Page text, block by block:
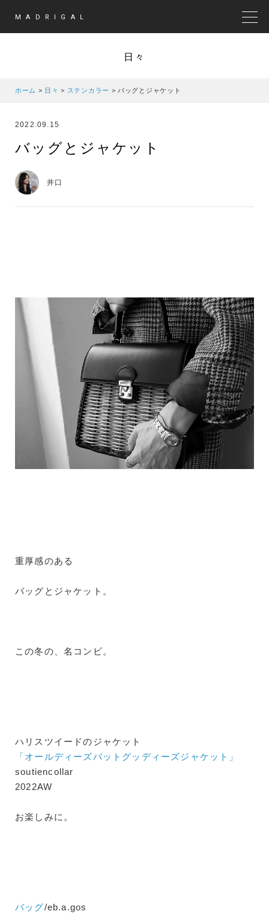
MADRIGAL
日々
ホーム > 日々 > ステンカラー > バッグとジャケット
2022.09.15
バッグとジャケット
井口
重厚感のある
バッグとジャケット。
この冬の、名コンビ。
ハリスツイードのジャケット
「オールディーズバットグッディーズジャケット」
soutiencollar
2022AW
お楽しみに。
バッグ/eb.a.gos